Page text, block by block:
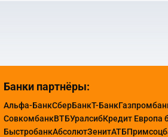
Банки партнёры:
Альфа-БанкСберБанкТ-Банк
СовкомбанкВТБУралсибКредит Европа
БыстробанкАбсолютЗенитАТБ